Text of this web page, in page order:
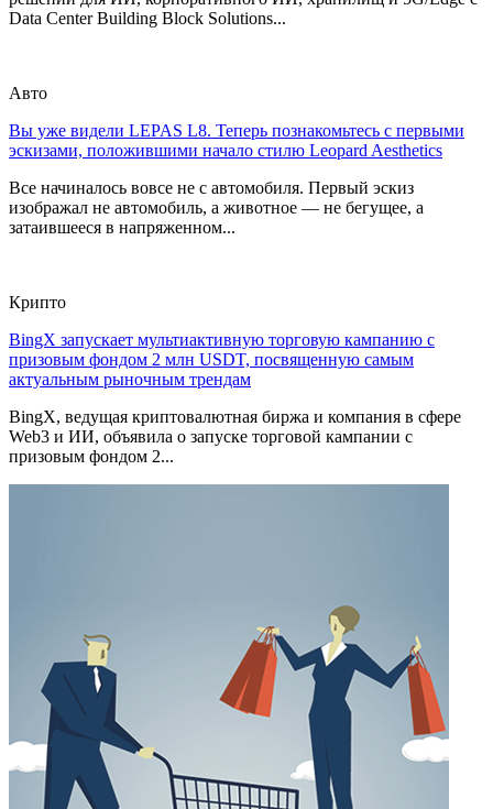
Data Center Building Block Solutions...
Авто
Вы уже видели LEPAS L8. Теперь познакомьтесь с первыми
эскизами, положившими начало стилю Leopard Aesthetics
Все начиналось вовсе не с автомобиля. Первый эскиз
изображал не автомобиль, а животное — не бегущее, а
затаившееся в напряженном...
Крипто
BingX запускает мультиактивную торговую кампанию с
призовым фондом 2 млн USDT, посвященную самым
актуальным рыночным трендам
BingX, ведущая криптовалютная биржа и компания в сфере
Web3 и ИИ, объявила о запуске торговой кампании с
призовым фондом 2...